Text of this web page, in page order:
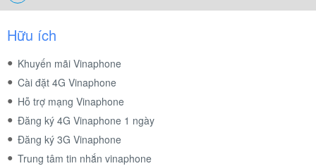
Hữu ích
Khuyến mãi Vinaphone
Cài đặt 4G Vinaphone
Hỗ trợ mạng Vinaphone
Đăng ký 4G Vinaphone 1 ngày
Đăng ký 3G Vinaphone
Trung tâm tin nhắn vinaphone